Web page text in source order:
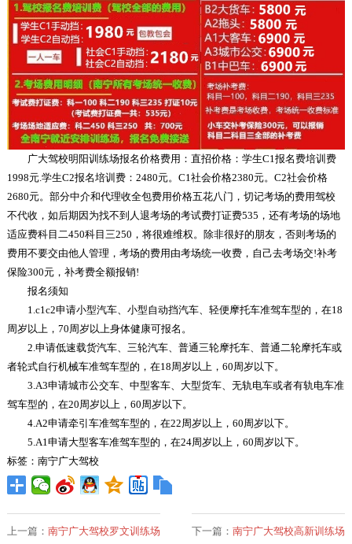
广大驾校明阳训练场报名价格费用：直招价格：学生C1报名费培训费
1998元.学生C2报名培训费：2480元。C1社会价格2380元。C2社会价格
2680元。部分中介和代理收全包费用价格五花八门，切记考场的费用驾校
不代收，如后期因为找不到人退考场的考试费打证费535，还有考场的场地
适应费科目二450科目三250，将很难维权。除非很好的朋友，否则考场的
费用不要交由他人管理，考场的费用由考场统一收费，自己去考场交!补考
保险300元，补考费全额报销!
报名须知
1.c1c2申请小型汽车、小型自动挡汽车、轻便摩托车准驾车型的，在18
周岁以上，70周岁以上身体健康可报名。
2.申请低速载货汽车、三轮汽车、普通三轮摩托车、普通二轮摩托车或
者轮式自行机械车准驾车型的，在18周岁以上，60周岁以下。
3.A3申请城市公交车、中型客车、大型货车、无轨电车或者有轨电车准
驾车型的，在20周岁以上，60周岁以下。
4.A2申请牵引车准驾车型的，在22周岁以上，60周岁以下。
5.A1申请大型客车准驾车型的，在24周岁以上，60周岁以下。
标签：南宁广大驾校
上一篇： 南宁广大驾校罗文训练场 下一篇：南宁广大驾校高新训练场